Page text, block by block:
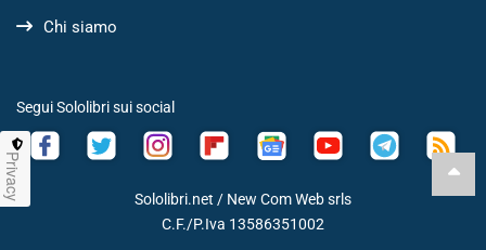
Chi siamo
Segui Sololibri sui social
Sololibri.net / New Com Web srls
C.F./P.Iva 13586351002
Privacy